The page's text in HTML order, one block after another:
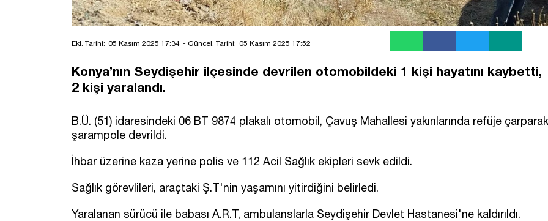
Ekl. Tarihi: 05 Kasım 2025 17:34 - Güncel. Tarihi: 05 Kasım 2025 17:52
Konya’nın Seydişehir ilçesinde devrilen otomobildeki 1 kişi hayatını kaybetti,
2 kişi yaralandı.
B.Ü. (51) idaresindeki 06 BT 9874 plakalı otomobil, Çavuş Mahallesi yakınlarında refüje çarparak
şarampole devrildi.
İhbar üzerine kaza yerine polis ve 112 Acil Sağlık ekipleri sevk edildi.
Sağlık görevlileri, araçtaki Ş.T'nin yaşamını yitirdiğini belirledi.
Yaralanan sürücü ile babası A.R.T, ambulanslarla Seydişehir Devlet Hastanesi'ne kaldırıldı.